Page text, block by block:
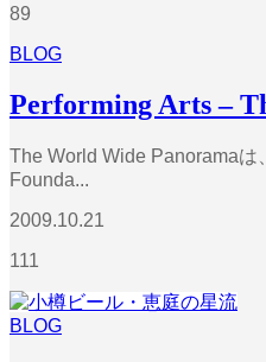
89
BLOG
Performing Arts –
The World Wide Panorama
Founda...
2009.10.21
111
BLOG